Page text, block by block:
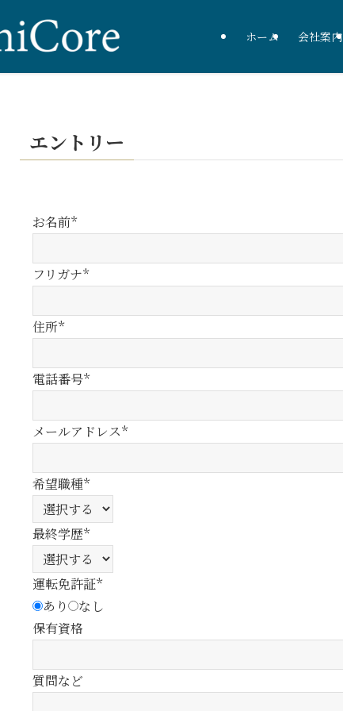
ホーム 会社案内
エントリー
お名前*
フリガナ*
住所*
電話番号*
メールアドレス*
希望職種*
最終学歴*
運転免許証*
あり
なし
保有資格
質問など